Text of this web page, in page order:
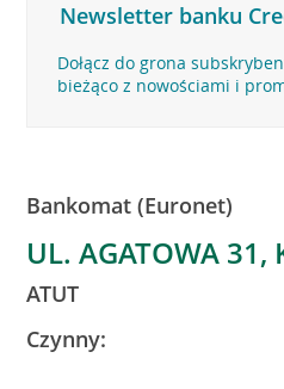
Newsletter banku
Dołącz do grona
bieżąco z nowościami i
Bankomat (Euronet)
UL. AGATOWA 31,
ATUT
Czynny: